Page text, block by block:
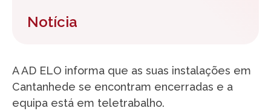
Notícia
A AD ELO informa que as suas instalações em
Cantanhede se encontram encerradas e a
equipa está em teletrabalho.